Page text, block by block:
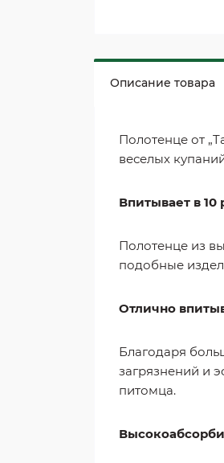
Описание товара
Полотенце от
веселых
Впитывает в
Полотенце из
подобные
Отлично
Благодаря
загрязнений и
питомца.